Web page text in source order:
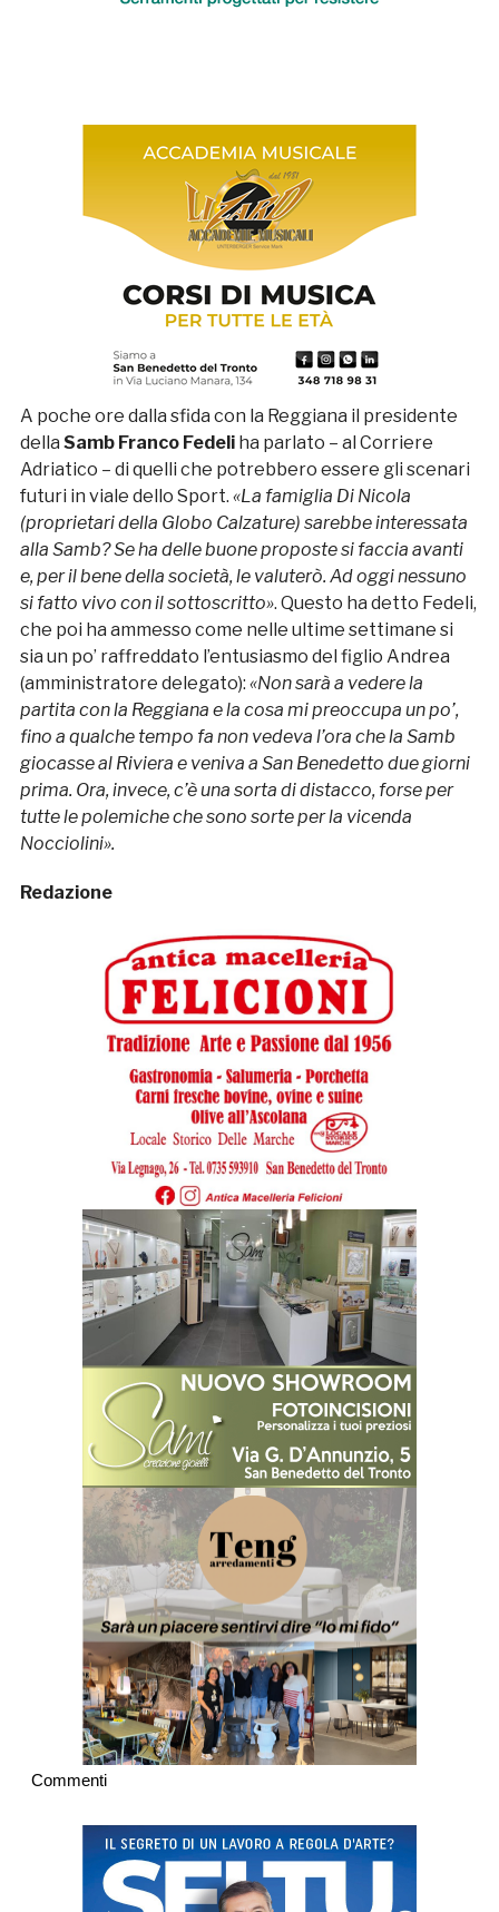
A poche ore dalla sfida con la Reggiana il presidente
della Samb Franco Fedeliha parlato – al Corriere
Adriatico – di quelli che potrebbero essere gli scenari
futuri in viale dello Sport. «La famiglia Di Nicola
(proprietari della Globo Calzature) sarebbe interessata
alla Samb? Se ha delle buone proposte si faccia avanti
e, per il bene della società, le valuterò. Ad oggi nessuno
si fatto vivo con il sottoscritto». Questo ha detto Fedeli,
che poi ha ammesso come nelle ultime settimane si
sia un po’ raffreddato l’entusiasmo del figlio Andrea
(amministratore delegato): «Non sarà a vedere la
partita con la Reggiana e la cosa mi preoccupa un po’,
fino a qualche tempo fa non vedeva l’ora che la Samb
giocasse al Riviera e veniva a San Benedetto due giorni
prima. Ora, invece, c’è una sorta di distacco, forse per
tutte le polemiche che sono sorte per la vicenda
Nocciolini».
Redazione
Commenti